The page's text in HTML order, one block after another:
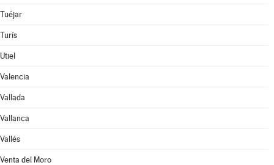
Tuéjar
Turís
Utiel
Valencia
Vallada
Vallanca
Vallés
Venta del Moro